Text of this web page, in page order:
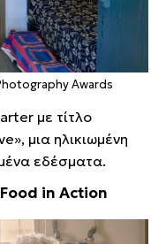
Awards
με τίτλο
μια ηλικιωμένη
εδέσματα.
in Action